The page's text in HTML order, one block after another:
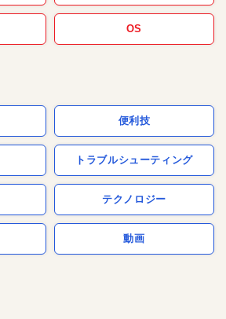
OS
便利技
トラブルシューティング
テクノロジー
動画